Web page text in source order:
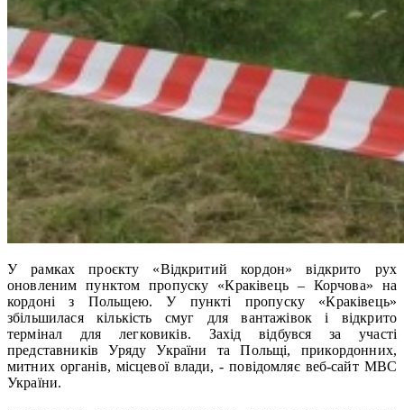
У рамках проєкту «Відкритий кордон» відкрито рух
оновленим пунктом пропуску «Краківець – Корчова» на
кордоні з Польщею. У пункті пропуску «Краківець»
збільшилася кількість смуг для вантажівок і відкрито
термінал для легковиків. Захід відбувся за участі
представників Уряду України та Польщі, прикордонних,
митних органів, місцевої влади, - повідомляє веб-сайт МВС
України.